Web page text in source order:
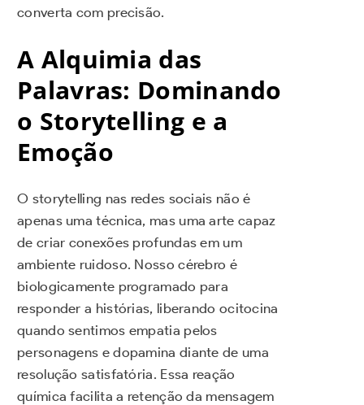
converta com precisão.
A Alquimia das
Palavras: Dominando
o Storytelling e a
Emoção
O storytelling nas redes sociais não é
apenas uma técnica, mas uma arte capaz
de criar conexões profundas em um
ambiente ruidoso. Nosso cérebro é
biologicamente programado para
responder a histórias, liberando ocitocina
quando sentimos empatia pelos
personagens e dopamina diante de uma
resolução satisfatória. Essa reação
química facilita a retenção da mensagem